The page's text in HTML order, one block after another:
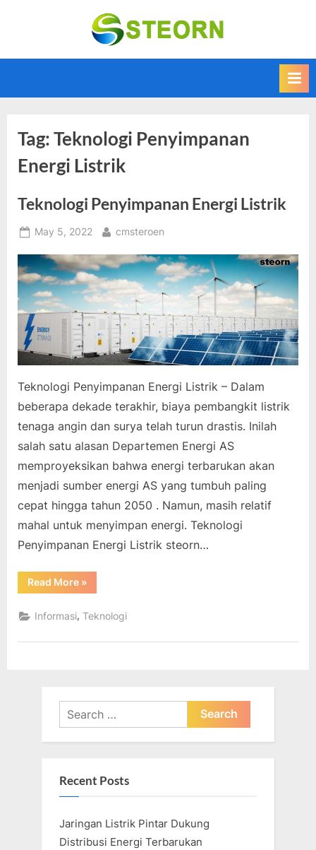
Informasi
Terkini dan
Informasi teknologi
terbaru dan
Tag:Teknologi Penyimpanan
Energi Listrik
Teknologi Penyimpanan Energi Listrik
Posted
May 5, 2022 By
cmsteroen
Teknologi Penyimpanan Energi Listrik – Dalam
beberapa dekade terakhir, biaya pembangkit listrik
tenaga angin dan surya telah turun drastis. Inilah
salah satu alasan Departemen Energi AS
memproyeksikan bahwa energi terbarukan akan
menjadi sumber energi AS yang tumbuh paling
cepat hingga tahun 2050 . Namun, masih relatif
mahal untuk menyimpan energi. Teknologi
Penyimpanan Energi Listrik steorn…
Read More“Teknologi
Penyimpanan
Listrik”
»
Informasi,Teknologi
Search
for:
Recent Posts
Jaringan Listrik Pintar Dukung
Distribusi Energi Terbarukan